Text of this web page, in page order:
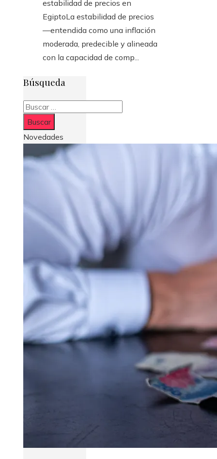
estabilidad de precios en
EgiptoLa estabilidad de precios
—entendida como una inflación
moderada, predecible y alineada
con la capacidad de comp...
Búsqueda
Buscar:
Novedades